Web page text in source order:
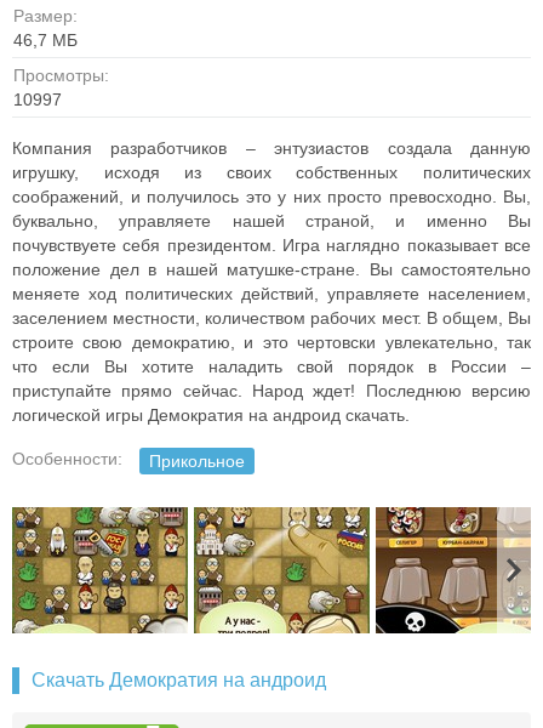
Размер:
46,7 МБ
Просмотры:
10997
Компания разработчиков – энтузиастов создала данную
игрушку, исходя из своих собственных политических
соображений, и получилось это у них просто превосходно. Вы,
буквально, управляете нашей страной, и именно Вы
почувствуете себя президентом. Игра наглядно показывает все
положение дел в нашей матушке-стране. Вы самостоятельно
меняете ход политических действий, управляете населением,
заселением местности, количеством рабочих мест. В общем, Вы
строите свою демократию, и это чертовски увлекательно, так
что если Вы хотите наладить свой порядок в России –
приступайте прямо сейчас. Народ ждет! Последнюю версию
логической игры Демократия на андроид скачать.
Особенности: Прикольное
Скачать Демократия на андроид